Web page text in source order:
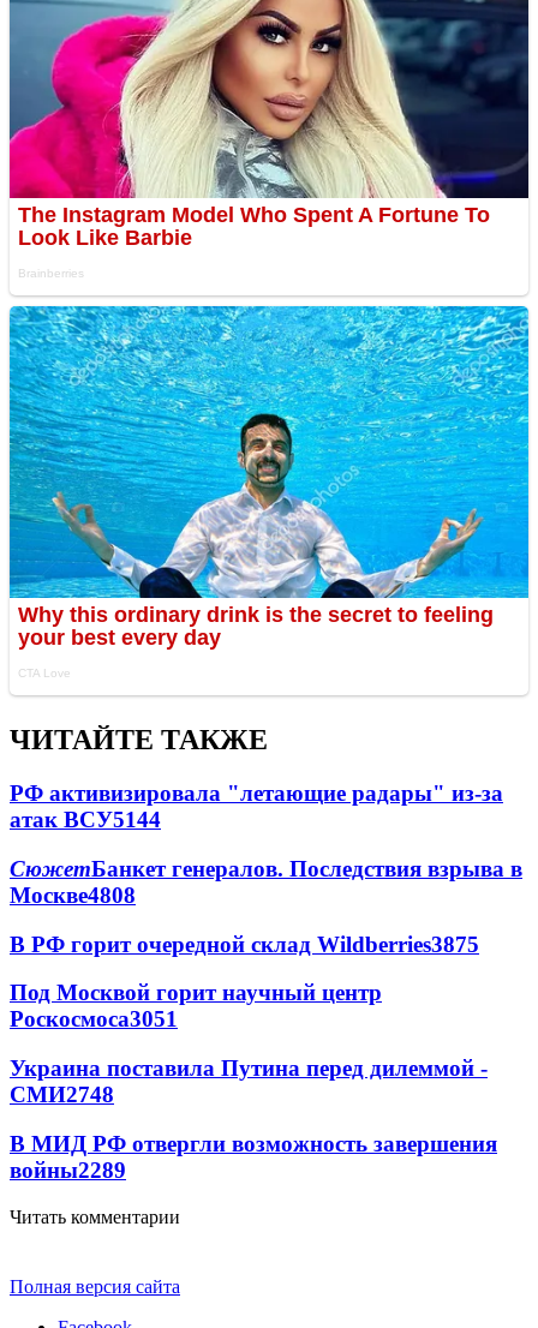
ЧИТАЙТЕ ТАКЖЕ
РФ активизировала "летающие радары" из-за
атак ВСУ5144
СюжетБанкет генералов. Последствия взрыва в
Москве4808
В РФ горит очередной склад Wildberries3875
Под Москвой горит научный центр
Роскосмоса3051
Украина поставила Путина перед дилеммой -
СМИ2748
В МИД РФ отвергли возможность завершения
войны2289
Читать комментарии
Полная версия сайта